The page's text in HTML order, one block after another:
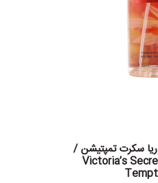
سکرت تمپتیشن /
Victoria’s